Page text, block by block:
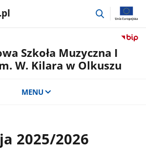
przejdź
Szkoła Muzyczna I
W. Kilara w Olkuszu
MENU
2025/2026